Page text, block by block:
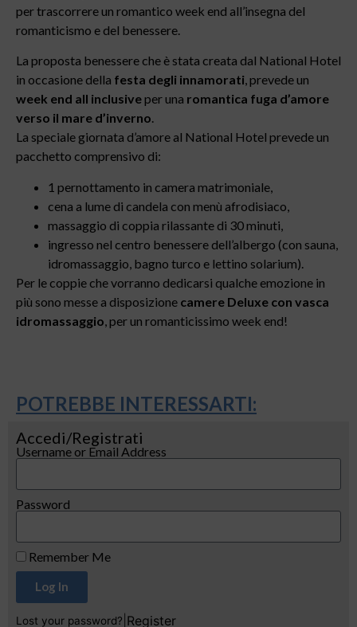
per trascorrere un romantico week end all’insegna del
romanticismo e del benessere.
La proposta benessere che è stata creata dal National Hotel
in occasione della festa degli innamorati, prevede un
week end all inclusiveper una romantica fuga d’amore
verso il mare d’inverno.
La speciale giornata d’amore al National Hotel prevede un
pacchetto comprensivo di:
1 pernottamento in camera matrimoniale,
cena a lume di candela con menù afrodisiaco,
massaggio di coppia rilassante di 30 minuti,
ingresso nel centro benessere dell’albergo (con sauna,
idromassaggio, bagno turco e lettino solarium).
Per le coppie che vorranno dedicarsi qualche emozione in
più sono messe a disposizione camere Deluxe con vasca
idromassaggio , per un romanticissimo week end!
POTREBBE INTERESSARTI:
Accedi/Registrati
Username or Email Address
Password
Remember Me
Log In
Lost your password? Register